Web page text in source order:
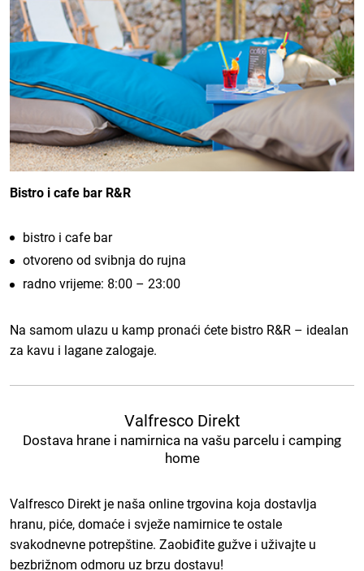
Bistro i cafe bar R&R
bistro i cafe bar
otvoreno od svibnja do rujna
radno vrijeme: 8:00 – 23:00
Na samom ulazu u kamp pronaći ćete bistro R&R – idealan
za kavu i lagane zalogaje.
Valfresco Direkt
Dostava hrane i namirnica na vašu parcelu i camping
home
Valfresco Direkt je naša online trgovina koja dostavlja
hranu, piće, domaće i svježe namirnice te ostale
svakodnevne potrepštine. Zaobiđite gužve i uživajte u
bezbrižnom odmoru uz brzu dostavu!